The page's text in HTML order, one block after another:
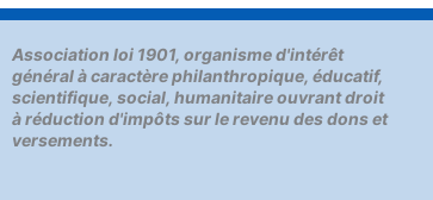
Association loi 1901, organisme d'intérêt
général à caractère philanthropique, éducatif,
scientifique, social, humanitaire ouvrant droit
à réduction d'impôts sur le revenu des dons et
versements.